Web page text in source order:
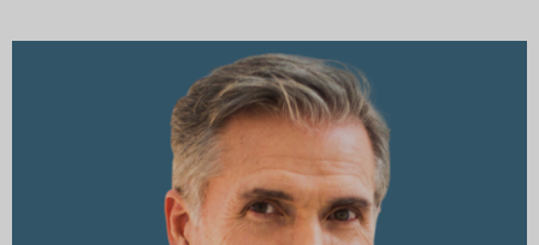
Typické mandáty
Stabilizácia alebo zastavenie výkonu po